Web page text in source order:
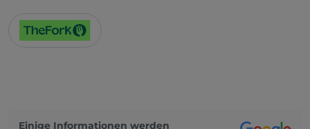
Einige Informationen werden